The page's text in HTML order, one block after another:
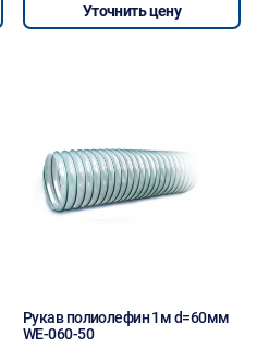
Уточнить цену
Рукав полиолефин 1м d=60мм
WE-060-50